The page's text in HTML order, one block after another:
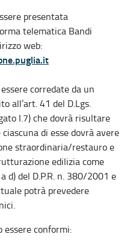
presentata
telematica Bandi
web:
corredate da un
all’art. 41 del D.Lgs.
I.7) che dovrà risultare
di esse dovrà avere
straordinaria/restauro e
edilizia come
d) del D.P.R. n. 380/2001 e
potrà prevedere
essere conformi: